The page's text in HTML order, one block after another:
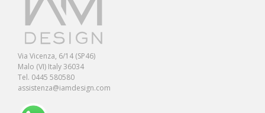
Via Vicenza, 6/14 (SP46)
Malo (VI) Italy 36034
Tel. 0445 580580
assistenza@iamdesign.com